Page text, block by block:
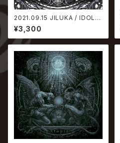
2021.09.15 JILUKA / IDOLA
【初回限定盤】
¥3,300